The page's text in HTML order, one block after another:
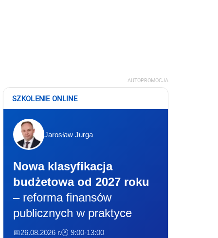
AUTOPROMOCJA
SZKOLENIE ONLINE
Jarosław Jurga
Nowa klasyfikacja
budżetowa od 2027 roku
– reforma finansów
publicznych w praktyce
📅26.08.2026 r.🕐 9:00-13:00